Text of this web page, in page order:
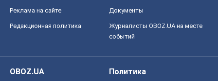
Реклама на сайте Документы
Редакционная политика
Журналисты OBOZ.UA на месте
событий
OBOZ.UA
Политика